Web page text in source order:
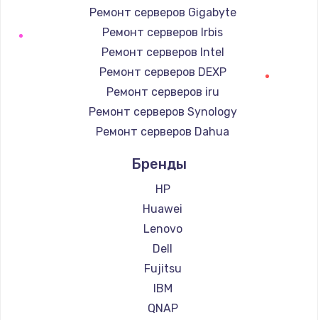
Замена контроллера питания
Заказать
Замена южного моста
2600 руб.
Чистка от пыли
Заказать
Заказать
Ремонт серверов Gigabyte
Ремонт серверов Irbis
Ремонт серверов Intel
Ремонт серверов DEXP
Ремонт серверов iru
Ремонт серверов Synology
Ремонт серверов Dahua
Бренды
HP
Huawei
Lenovo
Dell
Fujitsu
IBM
QNAP